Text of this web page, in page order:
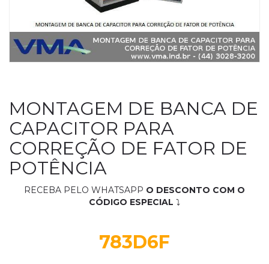
MONTAGEM DE BANCA DE
CAPACITOR PARA
CORREÇÃO DE FATOR DE
POTÊNCIA
RECEBA PELO WHATSAPP O DESCONTO COM O
CÓDIGO ESPECIAL ⤵
783D6F